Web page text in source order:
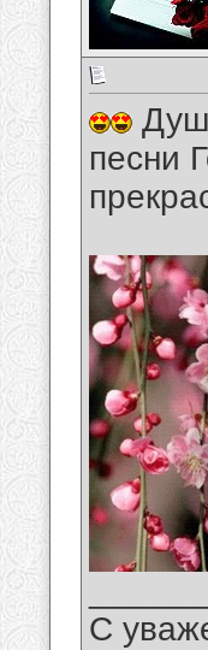
песни
С